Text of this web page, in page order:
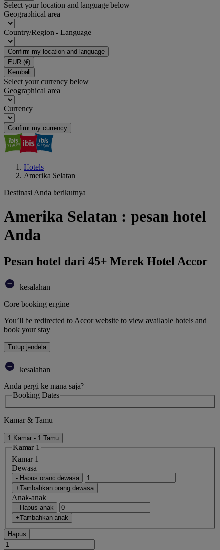
Select your location and language below
Geographical area
Country/Region - Language
Confirm my location and language
EUR (€)
Kembali
Select your currency below
Geographical area
Currency
Confirm my currency
Hotels
Amerika Selatan
Destinasi Anda berikutnya
Amerika Selatan : pesan hotel
Anda
Pesan hotel dari 45+ Merek Hotel Accor
kesalahan
Core booking engine
You’ll be redirected to Accor website to view available hotels and
book your stay
Tutup jendela
kesalahan
Anda pergi ke mana saja?
Booking Dates
Kamar & Tamu
1 Kamar - 1 Tamu
Kamar 1
Kamar 1
Dewasa
- Hapus orang dewasa
+Tambahkan orang dewasa
Anak-anak
- Hapus anak
+Tambahkan anak
Hapus